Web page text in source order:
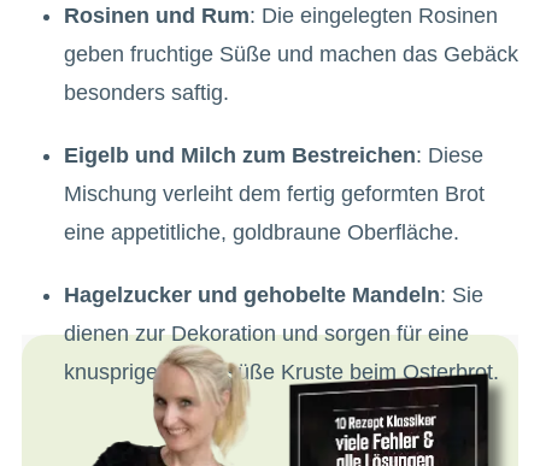
Rosinen und Rum: Die eingelegten Rosinen
geben fruchtige Süße und machen das Gebäck
besonders saftig.
Eigelb und Milch zum Bestreichen: Diese
Mischung verleiht dem fertig geformten Brot
eine appetitliche, goldbraune Oberfläche.
Hagelzucker und gehobelte Mandeln: Sie
dienen zur Dekoration und sorgen für eine
knusprige, leicht süße Kruste beim Osterbrot.